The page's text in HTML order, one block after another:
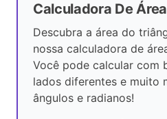
Calculadora De
Descubra a área do
nossa calculadora de
Você pode calcular com
lados diferentes e muito
ângulos e radianos!